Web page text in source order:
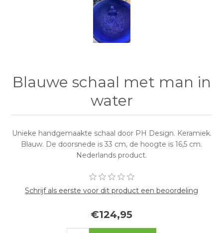
Blauwe schaal met man in
water
Unieke handgemaakte schaal door PH Design. Keramiek.
Blauw. De doorsnede is 33 cm, de hoogte is 16,5 cm.
Nederlands product.
Schrijf als eerste voor dit product een beoordeling
€124,95